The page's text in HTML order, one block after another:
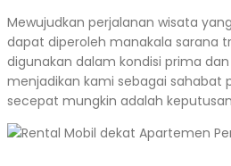
Mewujudkan perjalanan wisata
dapat diperoleh manakala sarana
digunakan dalam kondisi prima
menjadikan kami sebagai sahabat
secepat mungkin adalah